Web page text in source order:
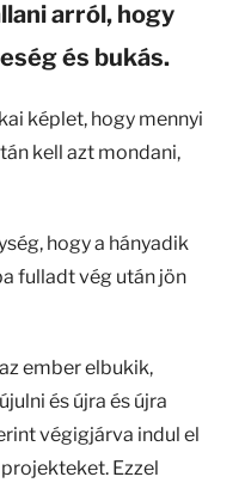
arról, hogy
és bukás.
képlet, hogy mennyi
kell azt mondani,
hogy a hányadik
fulladt vég után jön
ember elbukik,
és újra és újra
végigjárva indul el
Ezzel